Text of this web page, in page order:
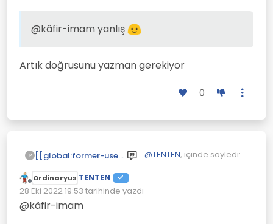
@kâfir-imam yanlış
Artık doğrusunu yazman gerekiyor
0
? [[global:former-user]] @TENTEN, içinde söyledi:
Çevrimdışı
Ordinaryus TENTEN
28 Eki 2022 19:53 tarihinde yazdı
Son düzenleyen:
@kâfir-imam